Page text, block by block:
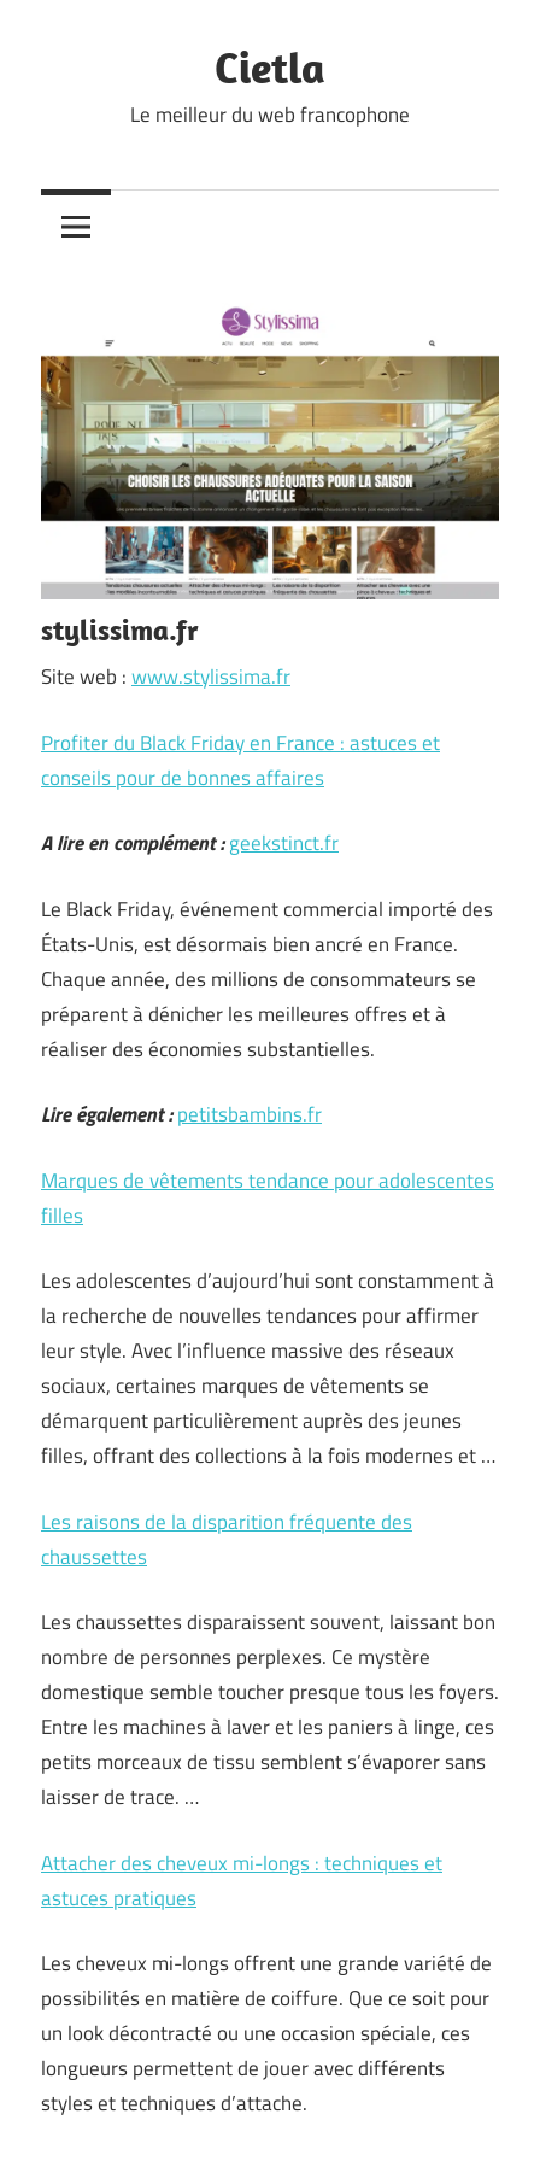
Cietla
Le meilleur du web francophone
stylissima.fr
Site web :www.stylissima.fr
Profiter du Black Friday en France : astuces et
conseils pour de bonnes affaires
A lire en complément :geekstinct.fr
Le Black Friday, événement commercial importé des
États-Unis, est désormais bien ancré en France.
Chaque année, des millions de consommateurs se
préparent à dénicher les meilleures offres et à
réaliser des économies substantielles.
Lire également :petitsbambins.fr
Marques de vêtements tendance pour adolescentes
filles
Les adolescentes d’aujourd’hui sont constamment à
la recherche de nouvelles tendances pour affirmer
leur style. Avec l’influence massive des réseaux
sociaux, certaines marques de vêtements se
démarquent particulièrement auprès des jeunes
filles, offrant des collections à la fois modernes et …
Les raisons de la disparition fréquente des
chaussettes
Les chaussettes disparaissent souvent, laissant bon
nombre de personnes perplexes. Ce mystère
domestique semble toucher presque tous les foyers.
Entre les machines à laver et les paniers à linge, ces
petits morceaux de tissu semblent s’évaporer sans
laisser de trace. …
Attacher des cheveux mi-longs : techniques et
astuces pratiques
Les cheveux mi-longs offrent une grande variété de
possibilités en matière de coiffure. Que ce soit pour
un look décontracté ou une occasion spéciale, ces
longueurs permettent de jouer avec différents
styles et techniques d’attache.